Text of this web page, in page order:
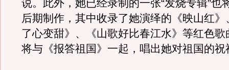
说。此外，她已经录制的一张“发烧专辑”也
后期制作，其中收录了她演绎的《映山红
了心变甜》、《山歌好比春江水》等红色歌
将与《报答祖国》一起，唱出她对祖国的祝